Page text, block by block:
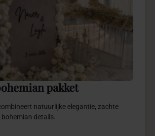
pakket
natuurlijke elegantie, zachte
details.